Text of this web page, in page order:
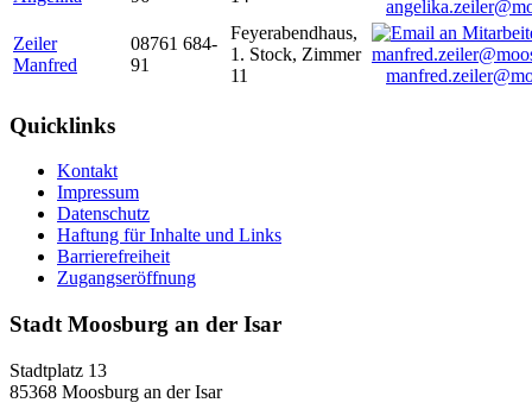
Zeiler
Manfred
08761 684-
91
Feyerabendhaus,
1. Stock, Zimmer
11
Quicklinks
Kontakt
Impressum
Datenschutz
Haftung für Inhalte und Links
Barrierefreiheit
Zugangseröffnung
Stadt Moosburg an der Isar
Stadtplatz 13
85368 Moosburg an der Isar